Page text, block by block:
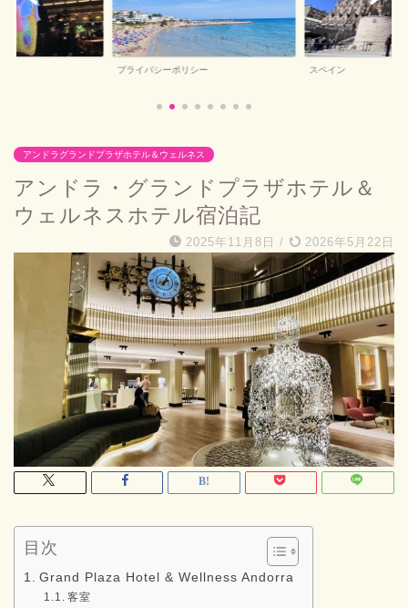
スペイン バルセロナお土産
アンドラグランドプラザホテル＆ウェルネス
アンドラ・グランドプラザホテル＆
ウェルネスホテル宿泊記
2025年11月8日 / 2026年5月22日
目次
Grand Plaza Hotel & Wellness Andorra
客室